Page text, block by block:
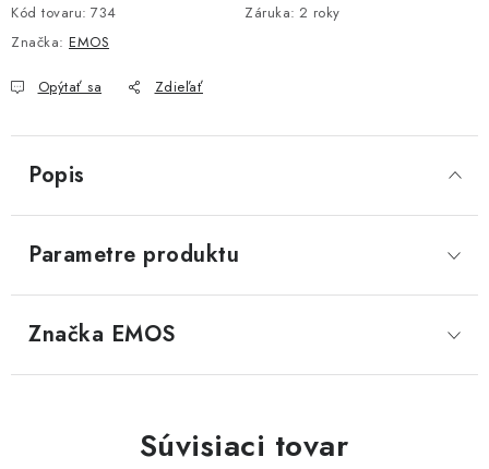
Kód tovaru: 734 Záruka: 2 roky
Značka: EMOS
Opýtať sa Zdieľať
Popis
Parametre produktu
Značka EMOS
Súvisiaci tovar